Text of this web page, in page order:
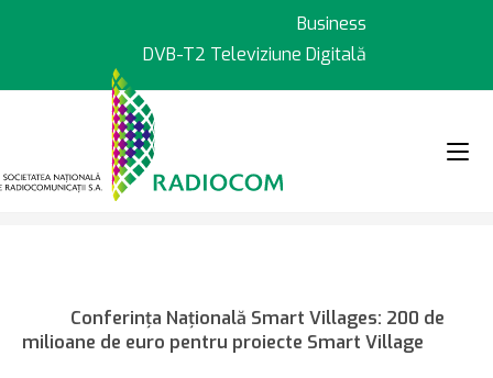
Business
DVB-T2 Televiziune Digitală
> Știri
Conferinţa Naţională Smart Villages: 200 de
milioane de euro pentru proiecte Smart Village